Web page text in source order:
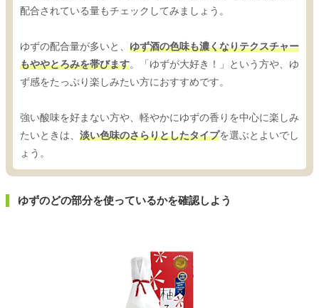
配合されている量もチェックしてみましょう。
ゆずの配合量が多いと、 ゆず酒の色味も濃くなりテクスチャー
もややとろみを帯びます。「ゆずが大好き！」という方や、ゆ
ず感をたっぷり楽しみたい方におすすめです。
強い酸味を好まない方や、軽やかにゆずの香りを中心に楽しみ
たいときは、 淡い色味のさらりとしたタイプを選ぶとよいでし
ょう。
ゆずのどの部分を使っているかを確認しよう